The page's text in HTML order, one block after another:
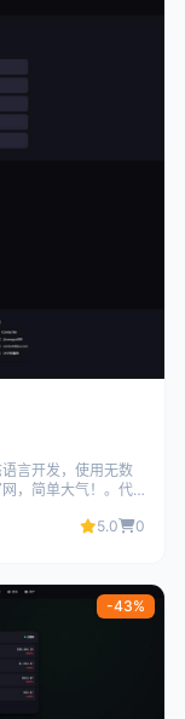
言开发，使用无数
，简单大气！。代
5.0 0
-43%